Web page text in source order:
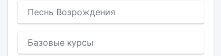
Песнь Возрождения
Базовые курсы